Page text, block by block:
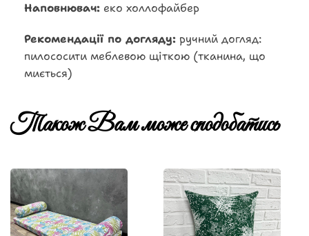
Наповнювач: еко холлофайбер
Рекомендації по догляду: ручний догляд:
пилососити меблевою щіткою (тканина, що
миється)
Також Вам може сподобатись